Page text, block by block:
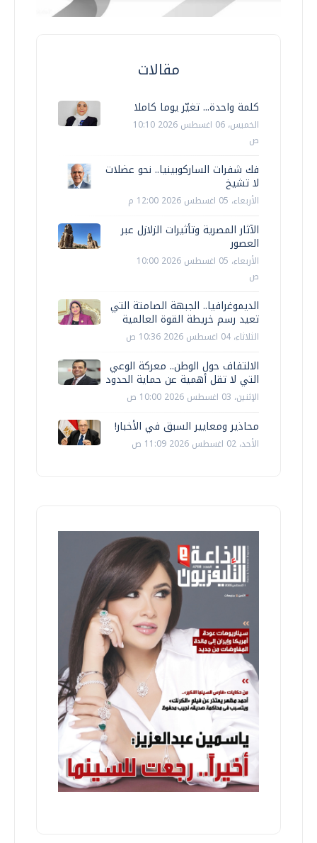
مقالات
كلمة واحدة... تغيّر يوما كاملا
الخميس، 06 اغسطس 2026 10:10
ص
فك شفرات الساركوبينيا.. نحو عضلات
لا تشيخ
الأربعاء، 05 اغسطس 2026 12:00 م
الآثار المصرية وتأثيرات الزلازل عبر
العصور
الأربعاء، 05 اغسطس 2026 10:00
ص
الديموغرافيا.. الجبهة الصامتة التي
تعيد رسم خريطة القوة العالمية
الثلاثاء، 04 اغسطس 2026 10:36 ص
الالتفاف حول الوطن.. معركة الوعي
التي لا تقل أهمية عن حماية الحدود
الإثنين، 03 اغسطس 2026 10:00 ص
محاذير ومعايير السبق في الأخبار!
الأحد، 02 اغسطس 2026 11:09 ص